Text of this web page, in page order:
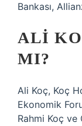
Bankası,
ALI
MI?
Ali Koç, Koç
Ekonomik
Rahmi Koç ve